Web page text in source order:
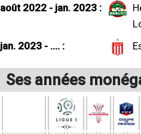
août 2022 - jan. 2023 :
jan. 2023 - .... :
Ses années